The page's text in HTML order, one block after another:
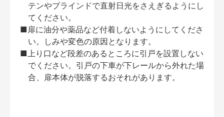
テンやブラインドで直射日光をさえぎるようにし
てください。
■扉に油分や薬品など付着しないようにしてくださ
い。しみや変色の原因となります。
■上り口など段差のあるところに引戸を設置しない
でください。引戸の下車が下レールから外れた場
合、扉本体が脱落するおそれがあります。